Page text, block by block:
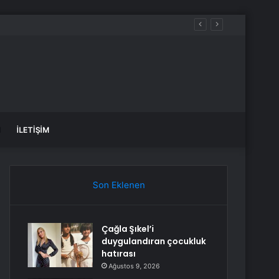
İLETIŞIM
Son Eklenen
Çağla Şıkel’i
duygulandıran çocukluk
hatırası
Ağustos 9, 2026